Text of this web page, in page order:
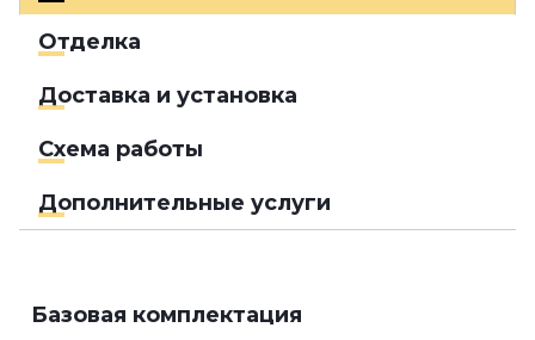
Отделка
Доставка и установка
Схема работы
Дополнительные услуги
Базовая комплектация